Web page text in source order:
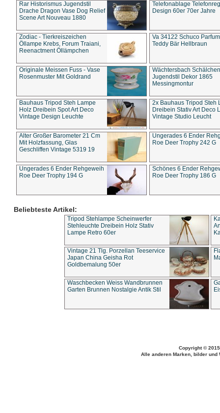
Rar Historismus Jugendstil
Drache Dragon Vase Dog Relief
Scene Art Nouveau 1880
Telefonablage
Design 60er 70er Jahre
Zodiac - Tierkreiszeichen
Öllampe Krebs, Forum Traiani,
Reenactment Öllämpchen
Va 34122 Schuco
Teddy Bär Hellbraun
Originale Meissen Fuss - Vase
Rosenmuster Mit Goldrand
Wächtersbach Schälchen
Jugendstil Dekor 1865
Messingmontur
Bauhaus Tripod Steh Lampe
Holz Dreibein Spot Art Deco
Vintage Design Leuchte
2x Bauhaus Tripod Steh
Dreibein Stativ Art Deco
Vintage Studio Leucht
Alter Großer Barometer 21 Cm
Mit Holzfassung, Glas
Geschliffen Vintage 5319 19
Ungerades 6 Ender
Roe Deer Trophy 242 G
Ungerades 6 Ender Rehgeweih
Roe Deer Trophy 194 G
Schönes 6 Ender
Roe Deer Trophy 186 G
Beliebteste Artikel:
Tripod Stehlampe Scheinwerfer
Stehleuchte Dreibein Holz Stativ
Lampe Retro 60er
Vintage 21 Tlg. Porzellan Teeservice
Japan China Geisha Rot
Goldbemalung 50er
Waschbecken Weiss Wandbrunnen
Garten Brunnen Nostalgie Antik Stil
Copyright ©
Alle anderen Marken, bilder und